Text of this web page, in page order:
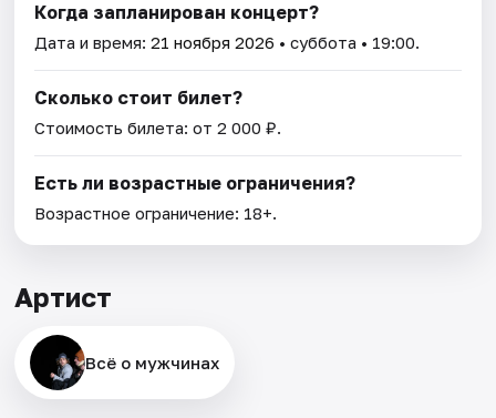
Когда запланирован концерт?
Дата и время:21 ноября 2026 • суббота • 19:00.
Сколько стоит билет?
Стоимость билета: от 2 000 ₽.
Есть ли возрастные ограничения?
Возрастное ограничение: 18+.
Артист
Всё о мужчинах